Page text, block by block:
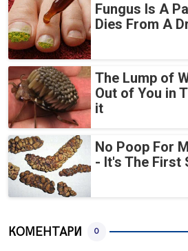
Fungus Is A
Dies From A
The Lump of
Out of You in
it
No Poop For
- It's The First
КОМЕНТАРИ 0